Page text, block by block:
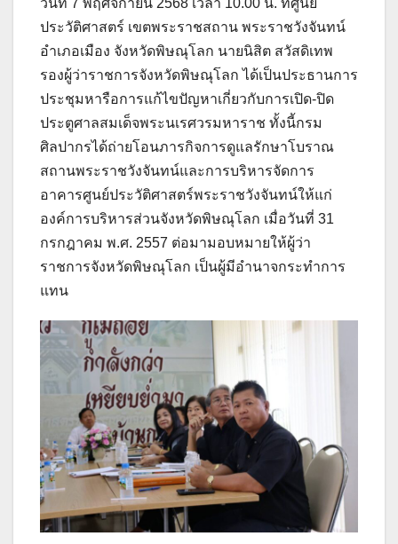
วันที่ 7 พฤศจิกายน 2568 เวลา 10.00 น. ที่ศูนย์
ประวัติศาสตร์ เขตพระราชสถาน พระราชวังจันทน์
อำเภอเมือง จังหวัดพิษณุโลก นายนิสิต สวัสดิเทพ
รองผู้ว่าราชการจังหวัดพิษณุโลก ได้เป็นประธานการ
ประชุมหารือการแก้ไขปัญหาเกี่ยวกับการเปิด-ปิด
ประตูศาลสมเด็จพระนเรศวรมหาราช ทั้งนี้กรม
ศิลปากรได้ถ่ายโอนภารกิจการดูแลรักษาโบราณ
สถานพระราชวังจันทน์และการบริหารจัดการ
อาคารศูนย์ประวัติศาสตร์พระราชวังจันทน์ให้แก่
องค์การบริหารส่วนจังหวัดพิษณุโลก เมื่อวันที่ 31
กรกฎาคม พ.ศ. 2557 ต่อมามอบหมายให้ผู้ว่า
ราชการจังหวัดพิษณุโลก เป็นผู้มีอำนาจกระทำการ
แทน